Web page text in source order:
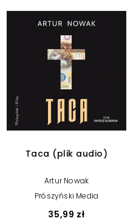
Taca (plik audio)
Artur Nowak
Prószyński Media
35,99 zł